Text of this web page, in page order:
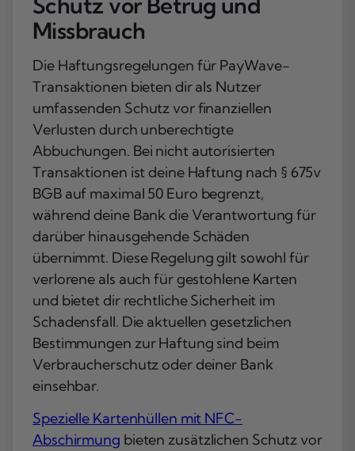
Missbrauch
Die Haftungsregelungen für PayWave-
Transaktionen bieten dir als Nutzer
umfassenden Schutz vor finanziellen
Verlusten durch unberechtigte
Abbuchungen. Bei nicht autorisierten
Transaktionen ist deine Haftung nach § 675v
BGB auf maximal 50 Euro begrenzt,
während deine Bank die Verantwortung für
darüber hinausgehende Schäden
übernimmt. Diese Regelung gilt sowohl für
verlorene als auch für gestohlene Karten
und bietet dir rechtliche Sicherheit im
Schadensfall. Die aktuellen gesetzlichen
Bestimmungen zur Haftung sind beim
Verbraucherschutz oder deiner Bank
einsehbar.
Spezielle Kartenhüllen mit NFC-
Abschirmung bieten zusätzlichen Schutz vor